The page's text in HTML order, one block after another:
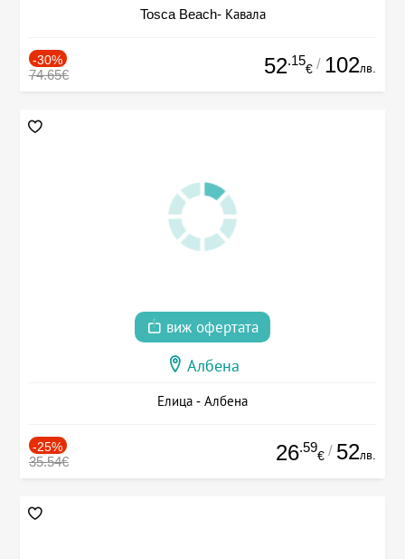
Tosca Beach- Кавала
-30%
74.65€ 52.15
€ / 102лв.
виж офертата
Албена
Елица - Албена
-25%
35.54€ 26.59
€ / 52лв.